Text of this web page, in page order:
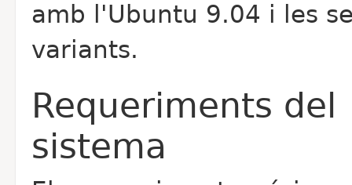
amb l'Ubuntu 9.04 i les
variants.
Requeriments del
sistema